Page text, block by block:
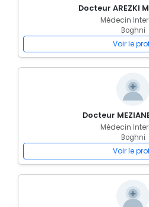
Docteur AREZKI
Médecin
Boghni
Voir le
Docteur
Médecin
Boghni
Voir le